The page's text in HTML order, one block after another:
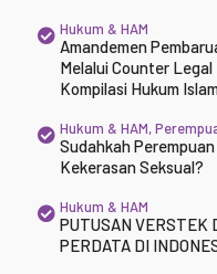
Hukum & HAM
Amandemen
Melalui Counter
Kompilasi Hukum
Hukum & HAM,
Sudahkah
Kekerasan Seksual?
Hukum & HAM
PUTUSAN VERSTEK
PERDATA DI